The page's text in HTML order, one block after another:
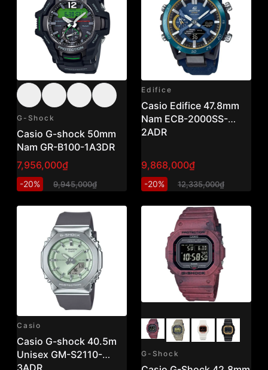
G-Shock
Casio G-shock 50mm
Nam GR-B100-1A3DR
7,956,000₫
-20% 9,945,000₫
Edifice
Casio Edifice 47.8mm
Nam ECB-2000SS-
2ADR
9,868,000₫
-20% 12,335,000₫
Casio
Casio G-shock 40.5m
Unisex GM-S2110-
3ADR
G-Shock